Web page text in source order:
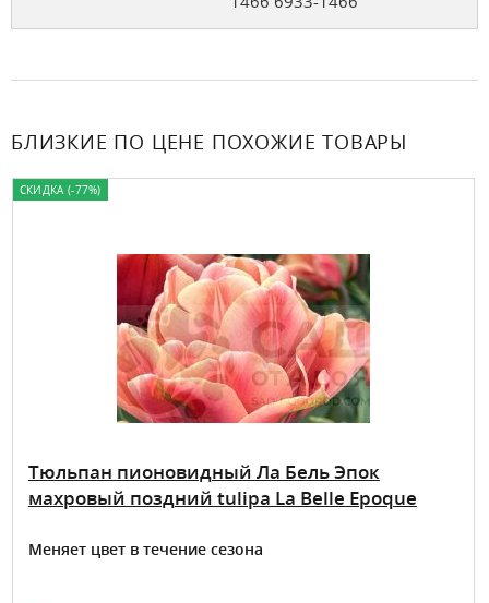
БЛИЗКИЕ ПО ЦЕНЕ ПОХОЖИЕ ТОВАРЫ
СКИДКА (-77%)
Тюльпан пионовидный Ла Бель Эпок
махровый поздний tulipa La Belle Epoque
Меняет цвет в течение сезона